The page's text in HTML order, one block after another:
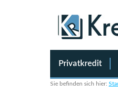
Privatkredit
Sie befinden sich hier: